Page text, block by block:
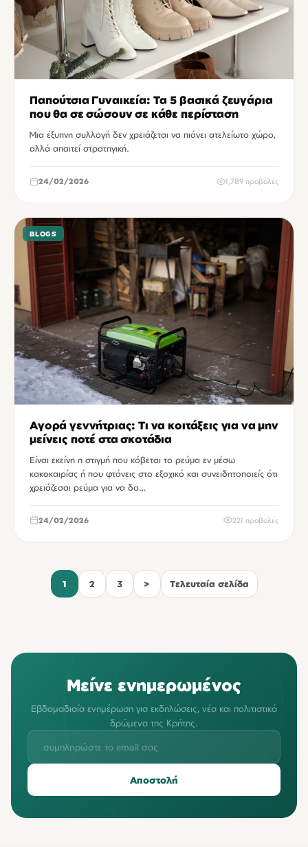
Παπούτσια Γυναικεία: Τα 5 βασικά ζευγάρια
που θα σε σώσουν σε κάθε περίσταση
Μια έξυπνη συλλογή δεν χρειάζεται να πιάνει ατελείωτο χώρο,
αλλά απαιτεί στρατηγική.
24/02/2026 1,789 προβολές
BLOGS
Αγορά γεννήτριας: Τι να κοιτάξεις για να μην
μείνεις ποτέ στα σκοτάδια
Είναι εκείνη η στιγμή που κόβεται το ρεύμα εν μέσω
κακοκαιρίας ή που φτάνεις στο εξοχικό και συνειδητοποιείς ότι
χρειάζεσαι ρεύμα για να δο…
24/02/2026 221 προβολές
1 2 3 > Τελευταία σελίδα
Μείνε ενημερωμένος
Εβδομαδιαία ενημέρωση για εκδηλώσεις, νέα και πολιτιστικά
δρώμενα της Κρήτης.
Αποστολή